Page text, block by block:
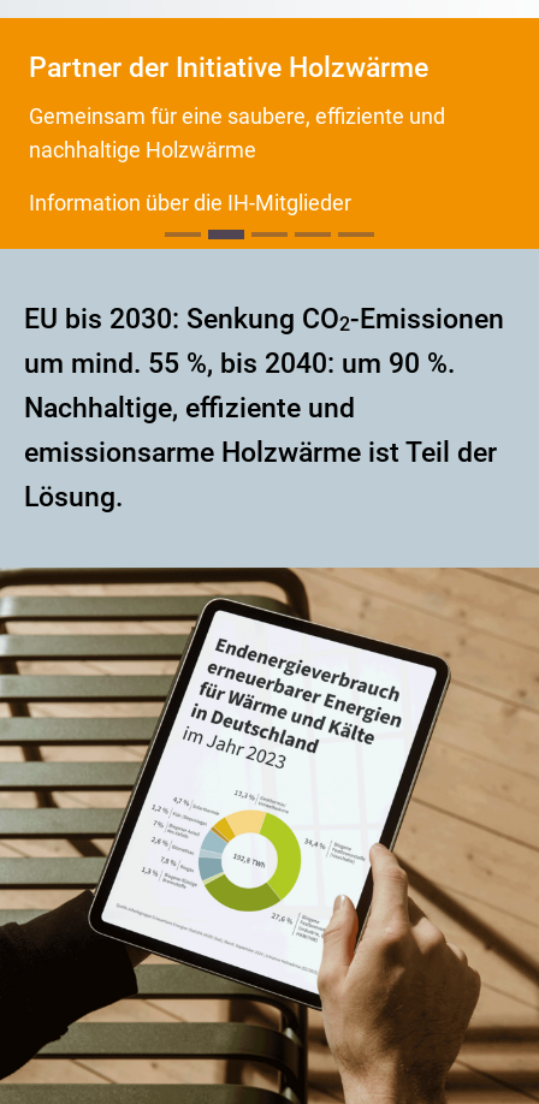
Partner der Initiative Holzwärme
Gemeinsam für eine saubere, effiziente und
nachhaltige Holzwärme
Information über die IH-Mitglieder
EU bis 2030: Senkung CO2-Emissionen
um mind. 55 %, bis 2040: um 90 %.
Nachhaltige, effiziente und
emissionsarme Holzwärme ist Teil der
Lösung.